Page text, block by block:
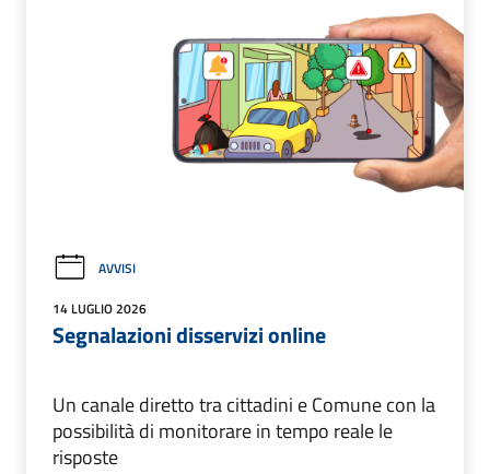
AVVISI
14 LUGLIO 2026
Segnalazioni disservizi online
Un canale diretto tra cittadini e Comune con la
possibilità di monitorare in tempo reale le
risposte